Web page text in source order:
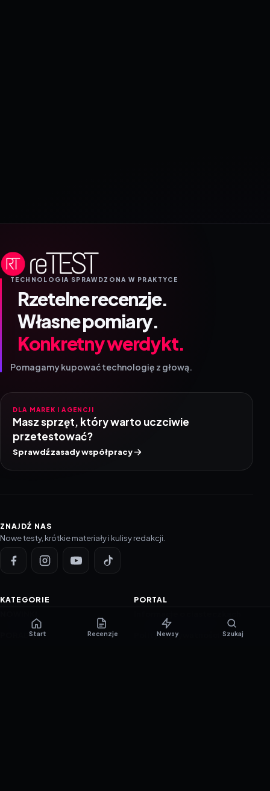
TECHNOLOGIA SPRAWDZONA W PRAKTYCE
Rzetelne recenzje.
Własne pomiary.
Konkretny werdykt.
Pomagamy kupować technologię z głową.
DLA MAREK I AGENCJI
Masz sprzęt, który warto uczciwie
przetestować?
Sprawdź zasady współpracy
ZNAJDŹ NAS
Nowe testy, krótkie materiały i kulisy redakcji.
KATEGORIE
PORADNIKI
PORTAL
Polityka prywatności
Start Recenzje Newsy Szukaj